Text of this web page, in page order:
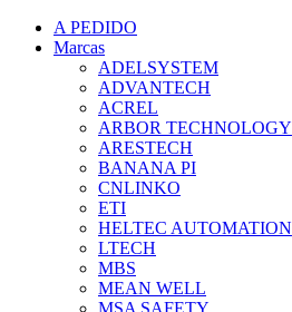
A PEDIDO
Marcas
ADELSYSTEM
ADVANTECH
ACREL
ARBOR TECHNOLOGY
ARESTECH
BANANA PI
CNLINKO
ETI
HELTEC AUTOMATION
LTECH
MBS
MEAN WELL
MSA SAFETY